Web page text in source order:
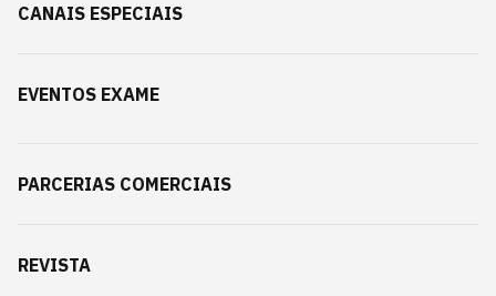
CANAIS ESPECIAIS
EVENTOS EXAME
PARCERIAS COMERCIAIS
REVISTA